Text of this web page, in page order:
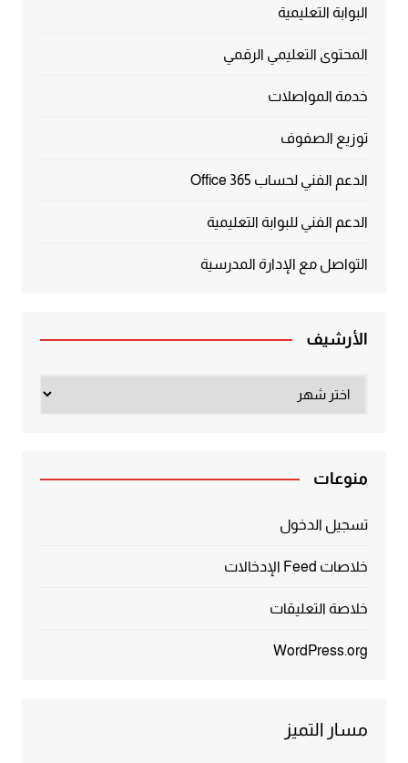
البوابة التعليمية
المحتوى التعليمي الرقمي
خدمة المواصلات
توزيع الصفوف
الدعم الفني لحساب Office 365
الدعم الفني للبوابة التعليمية
التواصل مع الإدارة المدرسية
الأرشيف
منوعات
تسجيل الدخول
خلاصات Feed الإدخالات
خلاصة التعليقات
WordPress.org
مسار التميز